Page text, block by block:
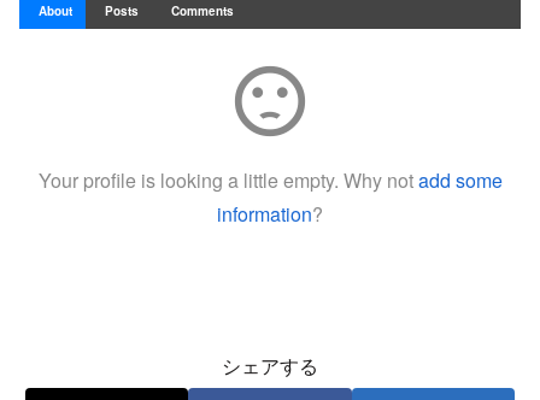
About
Posts
Comments
sentiment_dissatisfied
Your profile is looking a little empty. Why notadd some
information?
シェアする